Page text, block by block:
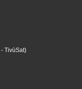
- TivùSat)